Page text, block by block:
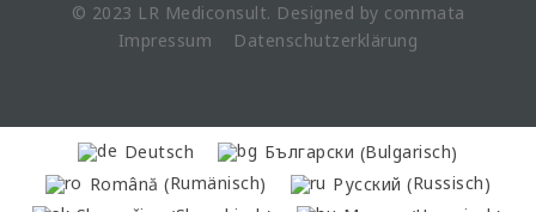
© 2023 LR Mediconsult. Designed by commata
Impressum
Datenschutzerklärung
Deutsch Български (Bulgarisch)
Română (Rumänisch) Русский (Russisch)